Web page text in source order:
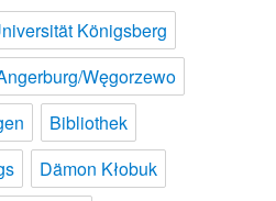
Königsberg
Węgorzewo
Bibliothek
Dämon Kłobuk